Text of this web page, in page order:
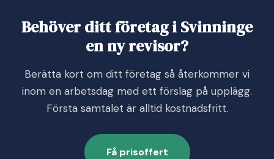
Behöver ditt företag i Svinninge
en ny revisor?
Berätta kort om ditt företag så återkommer vi
inom en arbetsdag med ett förslag på upplägg.
Första samtalet är alltid kostnadsfritt.
Få prisoffert